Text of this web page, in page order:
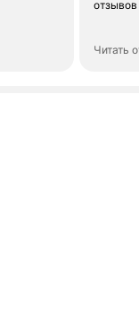
отзывов
Читать